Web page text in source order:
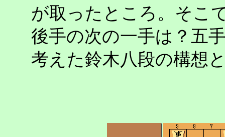
が取ったところ。そこ
後手の次の一手は？五
考えた鈴木八段の構想